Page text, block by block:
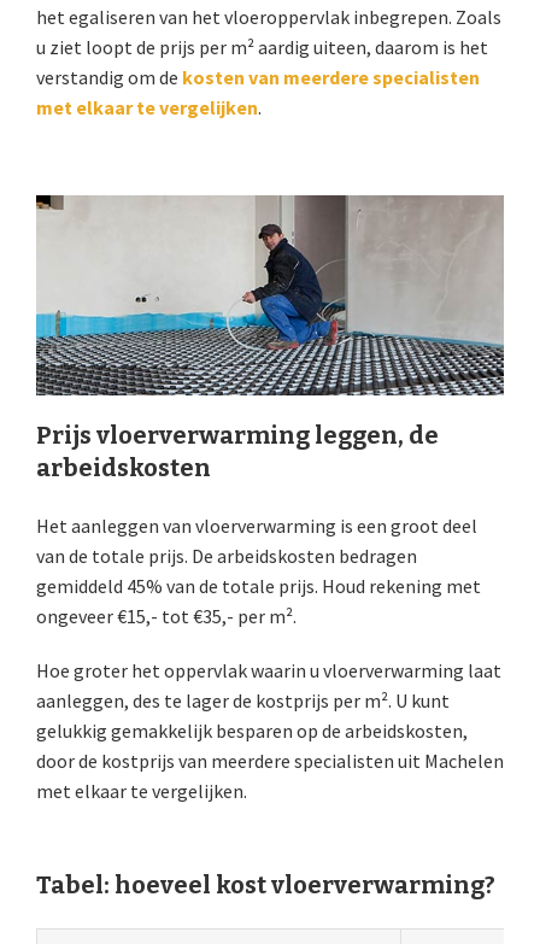
het egaliseren van het vloeroppervlak inbegrepen. Zoals
u ziet loopt de prijs per m² aardig uiteen, daarom is het
verstandig om de kosten van meerdere specialisten
met elkaar te vergelijken.
Prijs vloerverwarming leggen, de
arbeidskosten
Het aanleggen van vloerverwarming is een groot deel
van de totale prijs. De arbeidskosten bedragen
gemiddeld 45% van de totale prijs. Houd rekening met
ongeveer €15,- tot €35,- per m².
Hoe groter het oppervlak waarin u vloerverwarming laat
aanleggen, des te lager de kostprijs per m². U kunt
gelukkig gemakkelijk besparen op de arbeidskosten,
door de kostprijs van meerdere specialisten uit Machelen
met elkaar te vergelijken.
Tabel: hoeveel kost vloerverwarming?